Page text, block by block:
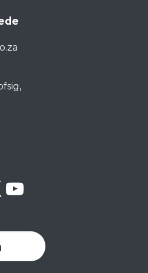
YouTube